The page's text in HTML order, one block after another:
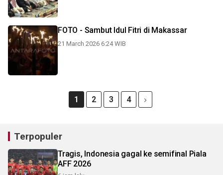
FOTO - Sambut Idul Fitri di Makassar
21 March 2026 6:24 WIB
1 2 3 4
Terpopuler
Tragis, Indonesia gagal ke semifinal Piala
AFF 2026